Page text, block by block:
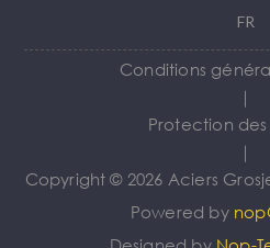
FR
Conditions
｜
Protection
｜
Copyright © 2026 Aciers
Powered by